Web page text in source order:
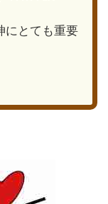
にとても重要